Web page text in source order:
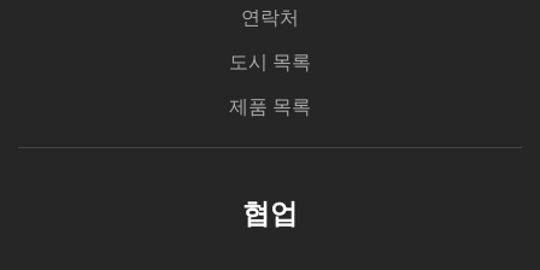
연락처
도시 목록
제품 목록
협업